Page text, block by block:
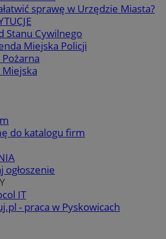
sprawę w Urzędzie Miasta?
Stanu Cywilnego
Miejska Policji
Pożarna
Miejska
do katalogu firm
ogłoszenie
IT
- praca w Pyskowicach